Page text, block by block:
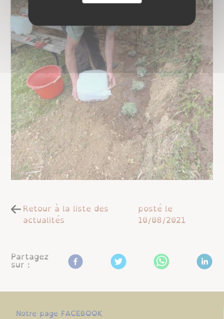
Retour à la liste des
actualités
posté le
10/08/2021
Partagez
sur :
Notre page FACEBOOK